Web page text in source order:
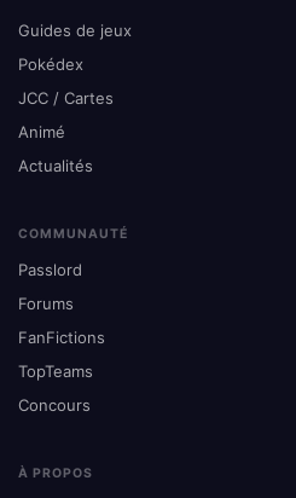
Guides de jeux
Pokédex
JCC / Cartes
Animé
Actualités
COMMUNAUTÉ
Passlord
Forums
FanFictions
TopTeams
Concours
À PROPOS